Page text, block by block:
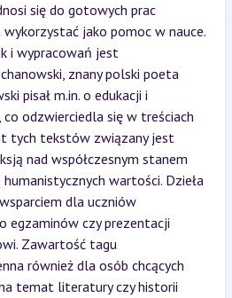
się do gotowych prac
jako pomoc w nauce.
i wypracowań jest
znany polski poeta
pisał m.in. o edukacji i
odzwierciedla się w treściach
tych tekstów związany jest
nad współczesnym stanem
wartości. Dzieła
dla uczniów
egzaminów czy prezentacji
Zawartość tagu
również dla osób chcących
temat literatury czy historii